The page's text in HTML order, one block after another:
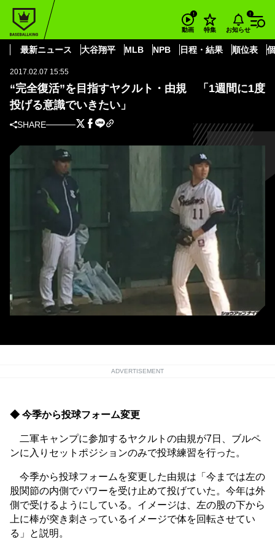
動画 特集 お知らせ
最新ニュース 大谷翔平 MLB NPB 日程・結果 順位表
BASEBALL KING
由規
“完全復活”を目指すヤクルト・由規 「1週間に1度投げる意識でいきたい」
東京ヤクルトスワローズ
2017.02.07 15:55
“完全復活”を目指すヤクルト・由規 「1週間に1度
投げる意識でいきたい」
SHARE
ADVERTISEMENT
◆ 今季から投球フォーム変更
二軍キャンプに参加するヤクルトの由規が7日、ブルペ
ンに入りセットポジションのみで投球練習を行った。
今季から投球フォームを変更した由規は「今までは左の
股関節の内側でパワーを受け止めて投げていた。今年は外
側で受けるようにしている。イメージは、左の股の下から
上に棒が突き刺さっているイメージで体を回転させてい
る」と説明。